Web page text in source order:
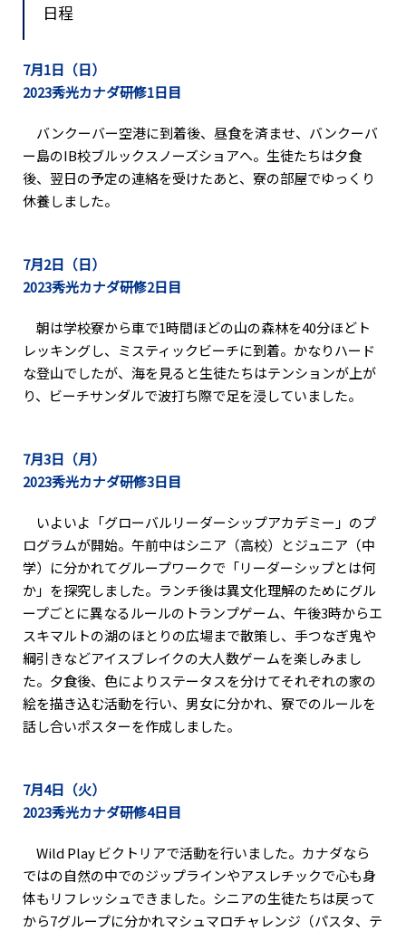
日程
7月1日（日）
2023秀光カナダ研修1日目
バンクーバー空港に到着後、昼食を済ませ、バンクーバ
ー島のIB校ブルックスノーズショアへ。生徒たちは夕食
後、翌日の予定の連絡を受けたあと、寮の部屋でゆっくり
休養しました。
7月2日（日）
2023秀光カナダ研修2日目
朝は学校寮から車で1時間ほどの山の森林を40分ほどト
レッキングし、ミスティックビーチに到着。かなりハード
な登山でしたが、海を見ると生徒たちはテンションが上が
り、ビーチサンダルで波打ち際で足を浸していました。
7月3日（月）
2023秀光カナダ研修3日目
いよいよ「グローバルリーダーシップアカデミー」のプ
ログラムが開始。午前中はシニア（高校）とジュニア（中
学）に分かれてグループワークで「リーダーシップとは何
か」を探究しました。ランチ後は異文化理解のためにグル
ープごとに異なるルールのトランプゲーム、午後3時からエ
スキマルトの湖のほとりの広場まで散策し、手つなぎ鬼や
綱引きなどアイスブレイクの大人数ゲームを楽しみまし
た。夕食後、色によりステータスを分けてそれぞれの家の
絵を描き込む活動を行い、男女に分かれ、寮でのルールを
話し合いポスターを作成しました。
7月4日（火）
2023秀光カナダ研修4日目
Wild Play ビクトリアで活動を行いました。カナダなら
ではの自然の中でのジップラインやアスレチックで心も身
体もリフレッシュできました。シニアの生徒たちは戻って
から7グループに分かれマシュマロチャレンジ（パスタ、テ